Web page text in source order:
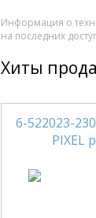
Информация о
на последних
Хиты
6-522023-
PIXEL